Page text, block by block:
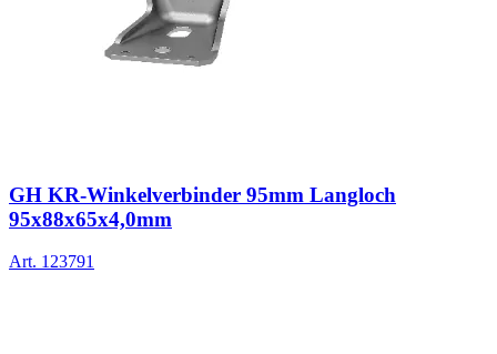
GH KR-Winkelverbinder 95mm Langloch
95x88x65x4,0mm
Art. 123791